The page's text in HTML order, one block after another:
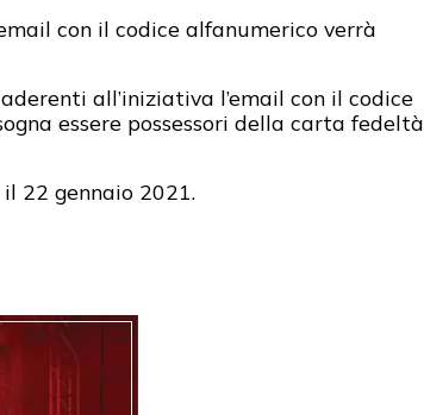
con il codice alfanumerico verrà
aderenti all’iniziativa l’email con il codice
essere possessori della carta fedeltà
22 gennaio 2021.